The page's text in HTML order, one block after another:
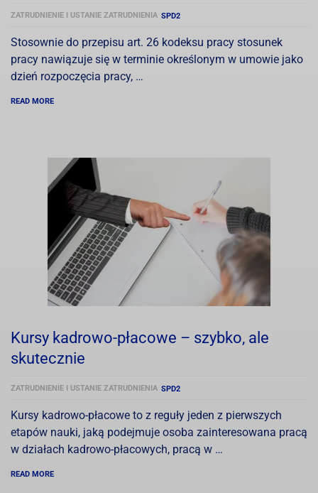
ZATRUDNIENIE I USTANIE ZATRUDNIENIA SPD2
Stosownie do przepisu art. 26 kodeksu pracy stosunek
pracy nawiązuje się w terminie określonym w umowie jako
dzień rozpoczęcia pracy, …
READ MORE
Kursy kadrowo-płacowe – szybko, ale
skutecznie
ZATRUDNIENIE I USTANIE ZATRUDNIENIA SPD2
Kursy kadrowo-płacowe to z reguły jeden z pierwszych
etapów nauki, jaką podejmuje osoba zainteresowana pracą
w działach kadrowo-płacowych, pracą w …
READ MORE